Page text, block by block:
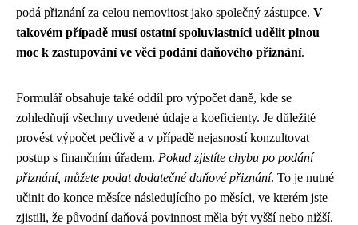
podá přiznání za celou nemovitost jako společný zástupce. V
takovém případě musí ostatní spoluvlastníci udělit plnou
moc k zastupování ve věci podání daňového přiznání.
Formulář obsahuje také oddíl pro výpočet daně, kde se
zohledňují všechny uvedené údaje a koeficienty. Je důležité
provést výpočet pečlivě a v případě nejasností konzultovat
postup s finančním úřadem. Pokud zjistíte chybu po podání
přiznání, můžete podat dodatečné daňové přiznání. To je nutné
učinit do konce měsíce následujícího po měsíci, ve kterém jste
zjistili, že původní daňová povinnost měla být vyšší nebo nižší.